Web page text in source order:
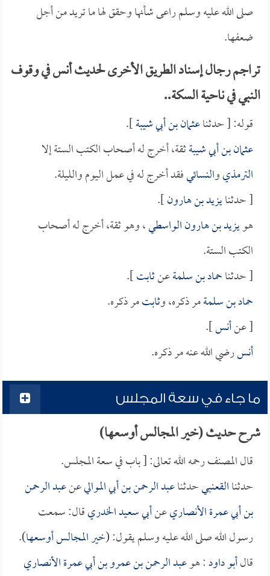
صلى الله عليه وسلم راعى شأنها وحقق لها ما تريد من أجل
ضعفها.
تراجم رجال إسناد الطريق الأخرى لحديث أنس في وقوف
النبي في ناحية السكة..
قوله: [ حدثناعثمان بن أبي شيبة].
عثمان بن أبي شيبةثقة، أخرج له أصحاب الكتب الستة إلا
الترمذيوالنسائيفقد أخرج له في عمل اليوم والليلة.
[ حدثنايزيد بن هارون].
هويزيد بن هارون الواسطي، وهو ثقة، أخرج له أصحاب
الكتب الستة.
[ حدثناحماد بن سلمةعنثابت].
حماد بن سلمةمر ذكره، وثابتمر ذكره.
[ عنأنس].
أنسرضي الله عنه مر ذكره.
ما جاء في سعة المجلس
شرح حديث (خير المجالس أوسعها)
قال المصنف رحمه الله تعالى: [ باب في سعة المجلس.
حدثناالقعنبيحدثناعبد الرحمن بن أبي المواليعنعبد الرحمن
بن أبي عمرة الأنصاريعنأبي سعيد الخدريقال: سمعت
رسول الله صلى الله عليه وسلم يقول: (خير المجالس أوسعها).
قالأبو داود: هوعبد الرحمن بن عمرو بن أبي عمرة الأنصاري